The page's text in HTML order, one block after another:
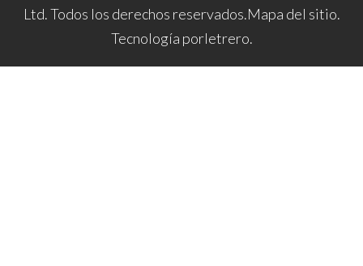
Ltd. Todos los derechos reservados.Mapa del sitio.
Tecnología porletrero.